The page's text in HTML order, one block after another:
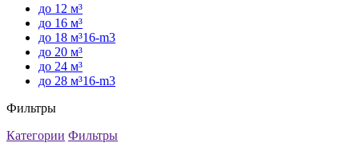
до 12 м³
до 16 м³
до 18 м³16-m3
до 20 м³
до 24 м³
до 28 м³16-m3
Фильтры
Категории Фильтры